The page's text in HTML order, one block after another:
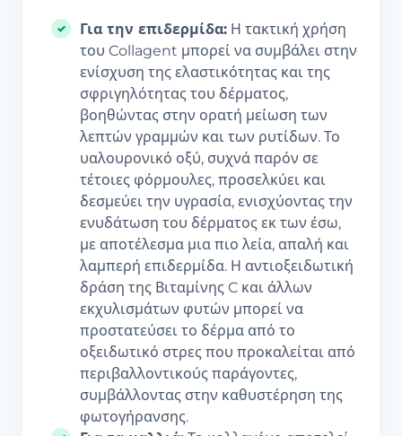
Για την επιδερμίδα: Η τακτική χρήση
του Collagent μπορεί να συμβάλει στην
ενίσχυση της ελαστικότητας και της
σφριγηλότητας του δέρματος,
βοηθώντας στην ορατή μείωση των
λεπτών γραμμών και των ρυτίδων. Το
υαλουρονικό οξύ, συχνά παρόν σε
τέτοιες φόρμουλες, προσελκύει και
δεσμεύει την υγρασία, ενισχύοντας την
ενυδάτωση του δέρματος εκ των έσω,
με αποτέλεσμα μια πιο λεία, απαλή και
λαμπερή επιδερμίδα. Η αντιοξειδωτική
δράση της Βιταμίνης C και άλλων
εκχυλισμάτων φυτών μπορεί να
προστατεύσει το δέρμα από το
οξειδωτικό στρες που προκαλείται από
περιβαλλοντικούς παράγοντες,
συμβάλλοντας στην καθυστέρηση της
φωτογήρανσης.